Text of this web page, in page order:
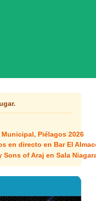
Piélagos 2026
en directo en Bar El
of Araj en Sala